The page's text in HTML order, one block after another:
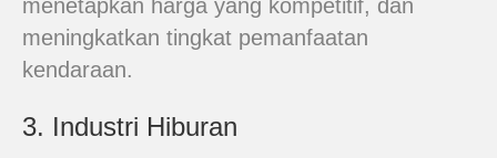
menetapkan harga yang kompetitif, dan
meningkatkan tingkat pemanfaatan
kendaraan.
3. Industri Hiburan